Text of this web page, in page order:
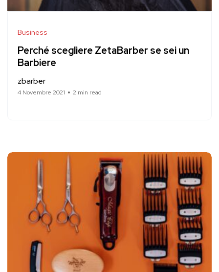
Business
Perché scegliere ZetaBarber se sei un
Barbiere
zbarber
4 Novembre 2021 2 min read